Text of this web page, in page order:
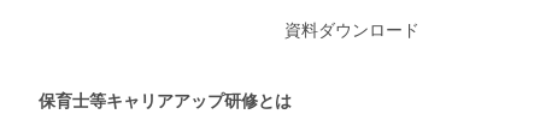
資料ダウンロード
保育士等キャリアアップ研修とは